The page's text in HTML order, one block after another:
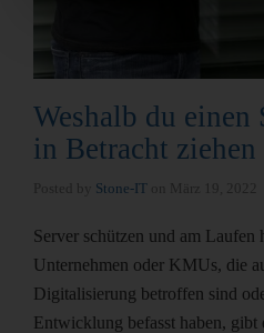
Weshalb du einen
in Betracht
Stone-IT
Server schützen und am Laufen
Unternehmen oder KMUs, die
Digitalisierung betroffen sind
Entwicklung befasst haben,